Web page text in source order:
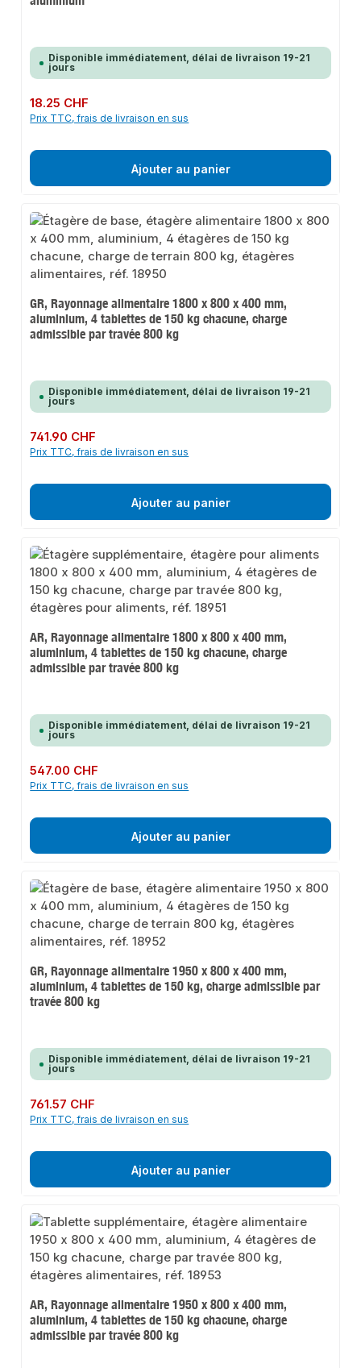
Disponible immédiatement, délai de livraison 19-21
jours
Prix régulier :
18.25 CHF
Prix TTC, frais de livraison en sus
Ajouter au panier
GR, Rayonnage alimentaire 1800 x 800 x 400 mm,
aluminium, 4 tablettes de 150 kg chacune, charge
admissible par travée 800 kg
Disponible immédiatement, délai de livraison 19-21
jours
Prix régulier :
741.90 CHF
Prix TTC, frais de livraison en sus
Ajouter au panier
AR, Rayonnage alimentaire 1800 x 800 x 400 mm,
aluminium, 4 tablettes de 150 kg chacune, charge
admissible par travée 800 kg
Disponible immédiatement, délai de livraison 19-21
jours
Prix régulier :
547.00 CHF
Prix TTC, frais de livraison en sus
Ajouter au panier
GR, Rayonnage alimentaire 1950 x 800 x 400 mm,
aluminium, 4 tablettes de 150 kg, charge admissible par
travée 800 kg
Disponible immédiatement, délai de livraison 19-21
jours
Prix régulier :
761.57 CHF
Prix TTC, frais de livraison en sus
Ajouter au panier
AR, Rayonnage alimentaire 1950 x 800 x 400 mm,
aluminium, 4 tablettes de 150 kg chacune, charge
admissible par travée 800 kg